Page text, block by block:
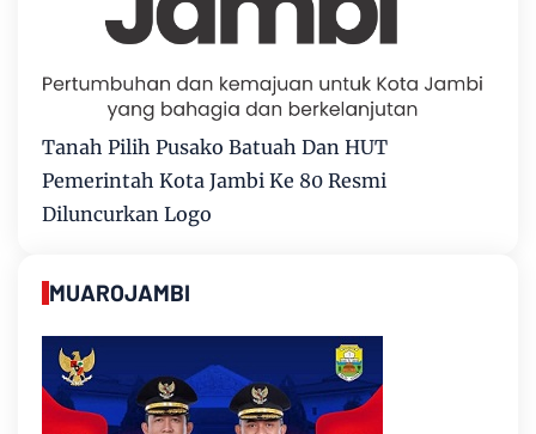
Tanah Pilih Pusako Batuah Dan HUT
Pemerintah Kota Jambi Ke 80 Resmi
Diluncurkan Logo
MUAROJAMBI